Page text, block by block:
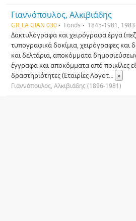
Γιαννόπουλος, Αλκιβιάδης
GR_LA GIAN 030 Fonds 1845-1981, 1983
Δακτυλόγραφα και χειρόγραφα έργα
τυπογραφικά δοκίμια, χειρόγραφες και
και δελτάρια, αποκόμματα
έγγραφα και αποκόμματα από ποικίλες
δραστηριότητες (Εταιρίες Λογοτ... »
Γιαννόπουλος, Αλκιβιάδης (1896-1981)